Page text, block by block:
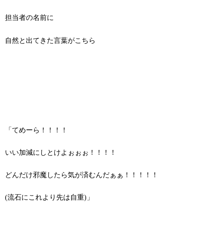
担当者の名前に
自然と出てきた言葉がこちら
「てめーら！！！！
いい加減にしとけよぉぉぉ！！！！
どんだけ邪魔したら気が済むんだぁぁ！！！！！
(流石にこれより先は自重)」